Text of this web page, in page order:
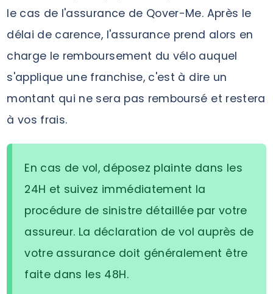
le cas de l'assurance de Qover-Me. Après le
délai de carence, l'assurance prend alors en
charge le remboursement du vélo auquel
s'applique une franchise, c'est à dire un
montant qui ne sera pas remboursé et restera
à vos frais.
En cas de vol, déposez plainte dans les
24H et suivez immédiatement la
procédure de sinistre détaillée par votre
assureur. La déclaration de vol auprès de
votre assurance doit généralement être
faite dans les 48H.